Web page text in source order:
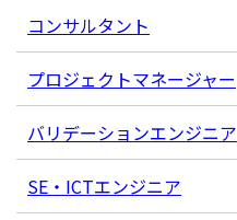
コンサルタント
プロジェクトマネージャー
バリデーションエンジニア
SE・ICTエンジニア